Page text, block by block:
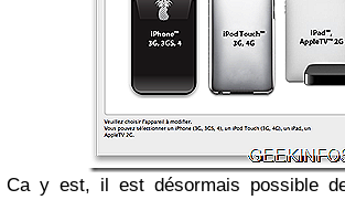
Ca y est, il est désormais possible